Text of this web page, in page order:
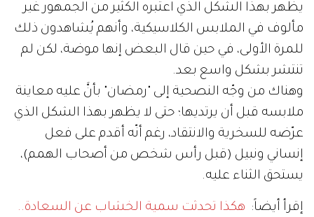
يظهر بهذا الشكل الذي اعتبره الكثير من الجمهور غير
مألوف في الملابس الكلاسيكية، وأنهم يُشاهدون ذلك
للمرة الأولى، في حين قال البعض إنها موضة، لكن لم
تنتشر بشكل واسع بعد.
وهناك من وجّه النصحية إلى "رمضان" بأنَّ عليه معاينة
ملابسه قبل أن يرتديها؛ حتى لا يظهر بهذا الشكل الذي
عرّضه للسخرية والانتقاد، رغم أنّه أقدم على فعل
إنساني ونبيل (قبل رأس شخص من أصحاب الهمم)،
يستحق الثناء عليه.
إقرأ أيضاً: هكذا تحدثت سمية الخشاب عن السعادة..